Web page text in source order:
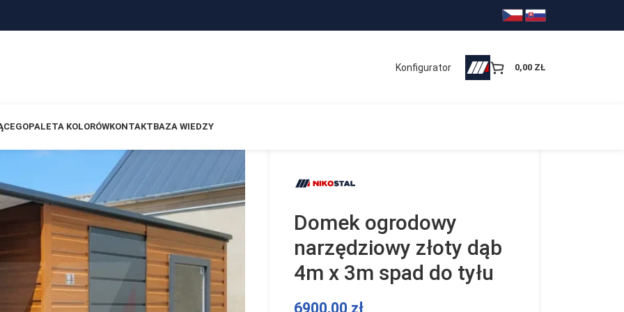
Konfigurator 0,00 ZŁ
PALETA KOLORÓWKONTAKTBAZA WIEDZY
Domek ogrodowy
narzędziowy złoty dąb
4m x 3m spad do tyłu
6900,00 zł